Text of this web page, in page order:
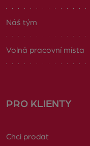
Náš tým
Volná pracovní místa
PRO KLIENTY
Chci prodat